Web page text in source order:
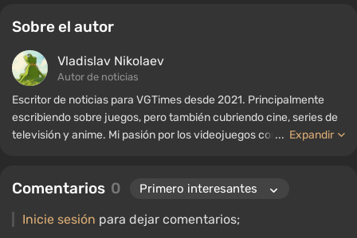
Sobre el autor
Vladislav Nikolaev
Autor de noticias
Escritor de noticias para VGTimes desde 2021. Principalmente
escribiendo sobre juegos, pero también cubriendo cine, series de
televisión y anime. Mi pasión por los videojuegos comenzó a
títulos favoritos de todos los tiempos incluyen Fallout,
... Expandir
Comentarios 0
Inicie sesión para dejar comentarios;